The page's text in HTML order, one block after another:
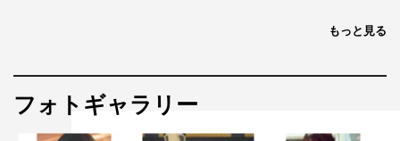
配給協力：アスミック・エース
©「劇場版 おっさんずラブ」
もっと見る
フォトギャラリー